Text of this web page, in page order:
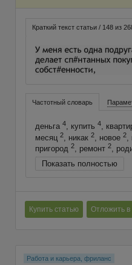
Краткий текст статьи / 148 из
Частотный словарь
деньга 4, купить 4,
месяц 2, никак 2, новое 2,
пригород 2, ремонт 2,
Показать полностью
Купить статью Отложить в
Работа и карьера, фриланс